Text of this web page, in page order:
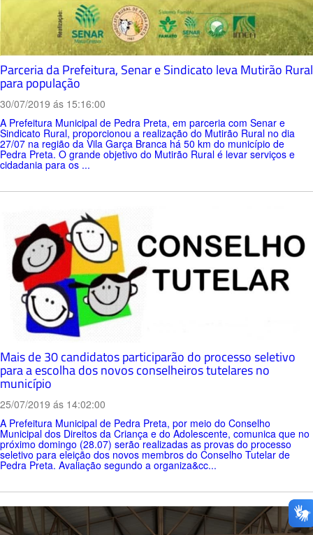
Parceria da Prefeitura, Senar e Sindicato leva Mutirão Rural
para população
30/07/2019 ás 15:16:00
A Prefeitura Municipal de Pedra Preta, em parceria com Senar e
Sindicato Rural, proporcionou a realização do Mutirão Rural no dia
27/07 na região da Vila Garça Branca há 50 km do município de
Pedra Preta. O grande objetivo do Mutirão Rural é levar serviços e
cidadania para os ...
Mais de 30 candidatos participarão do processo seletivo
para a escolha dos novos conselheiros tutelares no
município
25/07/2019 ás 14:02:00
A Prefeitura Municipal de Pedra Preta, por meio do Conselho
Municipal dos Direitos da Criança e do Adolescente, comunica que no
próximo domingo (28.07) serão realizadas as provas do processo
seletivo para eleição dos novos membros do Conselho Tutelar de
Pedra Preta. Avaliação segundo a organiza&cc...